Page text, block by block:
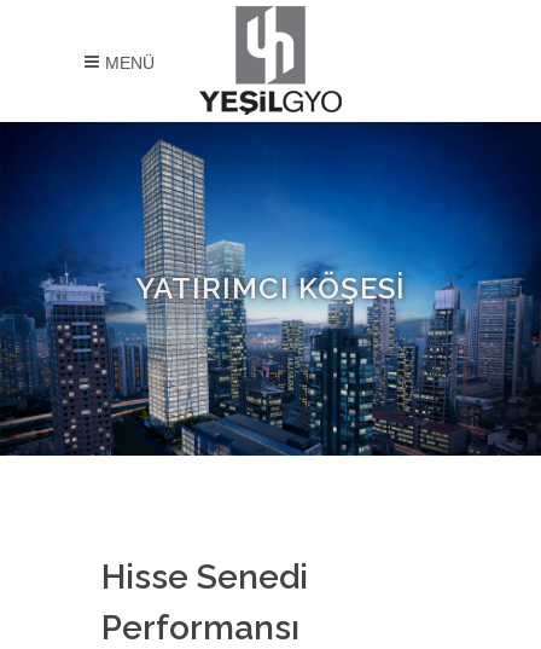
MENÜ
YATIRIMCI KÖŞESİ
Hisse Senedi
Performansı